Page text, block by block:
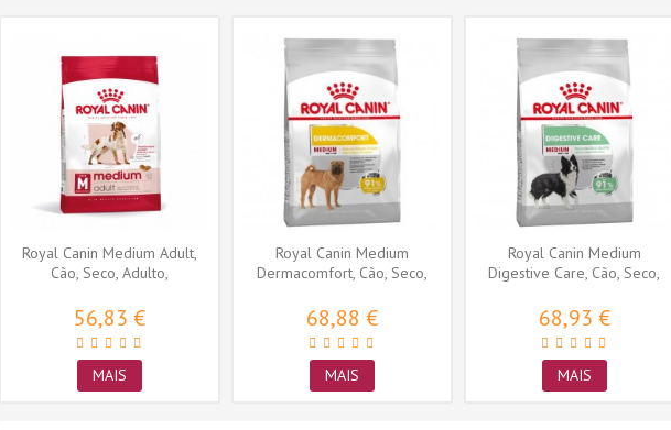
Royal Canin Medium Adult,
Cão, Seco, Adulto,
56,83 €
MAIS
Royal Canin Medium
Dermacomfort, Cão, Seco,
68,88 €
MAIS
Royal Canin Medium
Digestive Care, Cão, Seco,
68,93 €
MAIS